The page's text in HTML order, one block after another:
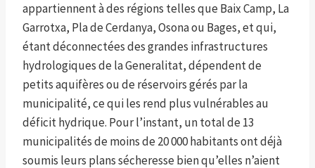
appartiennent à des régions telles que Baix Camp, La
Garrotxa, Pla de Cerdanya, Osona ou Bages, et qui,
étant déconnectées des grandes infrastructures
hydrologiques de la Generalitat, dépendent de
petits aquifères ou de réservoirs gérés par la
municipalité, ce qui les rend plus vulnérables au
déficit hydrique. Pour l’instant, un total de 13
municipalités de moins de 20 000 habitants ont déjà
soumis leurs plans sécheresse bien qu’elles n’aient